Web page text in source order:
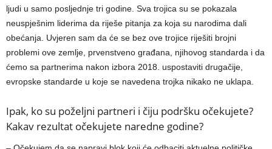
ljudi u samo posljednje tri godine. Sva trojica su se pokazala
neuspješnim liderima da riješe pitanja za koja su narodima dali
obećanja. Uvjeren sam da će se bez ove trojice riješiti brojni
problemi ove zemlje, prvenstveno građana, njihovog standarda i da
ćemo sa partnerima nakon izbora 2018. uspostaviti drugačije,
evropske standarde u koje se navedena trojka nikako ne uklapa.
Ipak, ko su poželjni partneri i čiju podršku očekujete?
Kakav rezultat očekujete naredne godine?